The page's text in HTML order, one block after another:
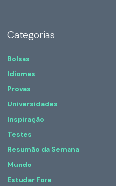
Categorias
Bolsas
Idiomas
Provas
Universidades
Inspiração
Testes
Resumão da Semana
Mundo
Estudar Fora